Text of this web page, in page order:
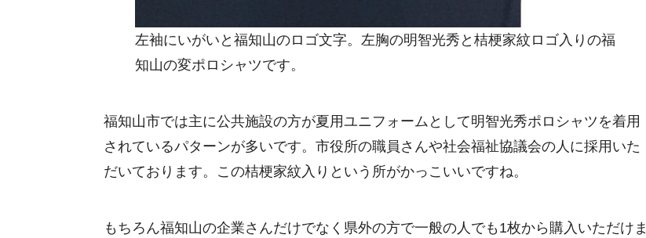
左袖にいがいと福知山のロゴ文字。左胸の明智光秀と桔梗家紋ロゴ入りの福
知山の変ポロシャツです。
福知山市では主に公共施設の方が夏用ユニフォームとして明智光秀ポロシャツを着用
されているパターンが多いです。市役所の職員さんや社会福祉協議会の人に採用いた
だいております。この桔梗家紋入りという所がかっこいいですね。
もちろん福知山の企業さんだけでなく県外の方で一般の人でも1枚から購入いただけま